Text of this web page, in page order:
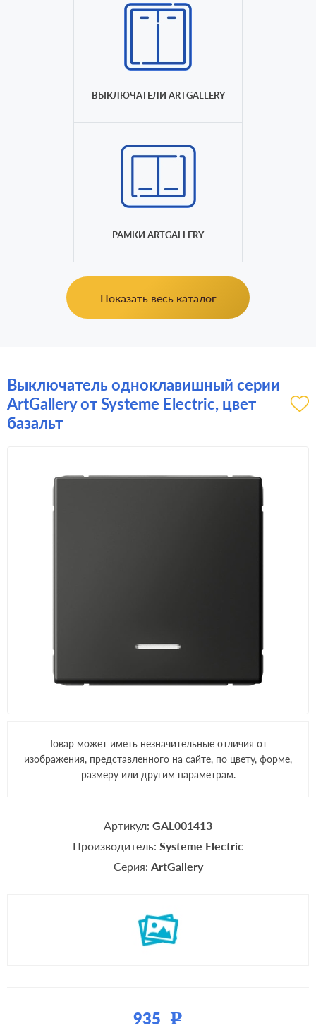
ВЫКЛЮЧАТЕЛИ ARTGALLERY
РАМКИ ARTGALLERY
Показать весь каталог
Выключатель одноклавишный серии
ArtGallery от Systeme Electric, цвет
базальт
Товар может иметь незначительные отличия от
изображения, представленного на сайте, по цвету, форме,
размеру или другим параметрам.
Артикул: GAL001413
Производитель: Systeme Electric
Серия: ArtGallery
935 Р